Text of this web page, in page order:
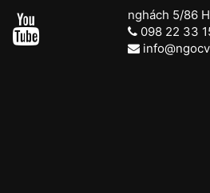
nghách 5/86
098 22 33